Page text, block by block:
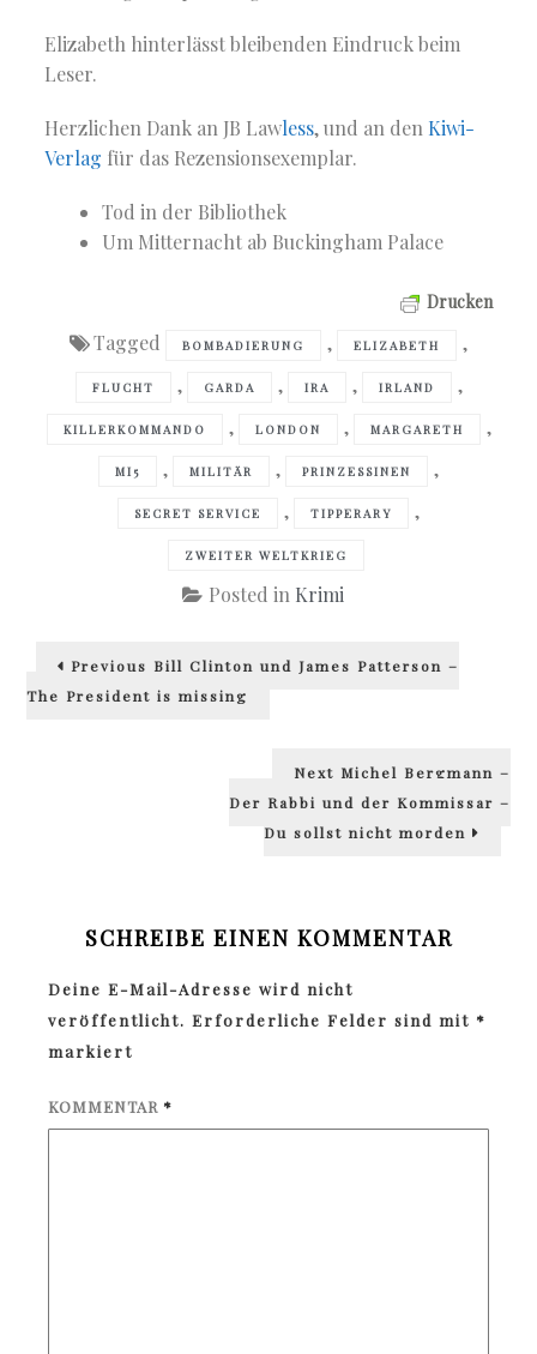
Elizabeth hinterlässt bleibenden Eindruck beim
Leser.
Herzlichen Dank an JB Lawless, und an den Kiwi-
Verlag für das Rezensionsexemplar.
Tod in der Bibliothek
Um Mitternacht ab Buckingham Palace
Drucken
Tagged BOMBADIERUNG , ELIZABETH ,
FLUCHT , GARDA , IRA , IRLAND ,
KILLERKOMMANDO , LONDON , MARGARETH ,
MI5 , MILITÄR , PRINZESSINEN ,
SECRET SERVICE , TIPPERARY ,
ZWEITER WELTKRIEG
Posted in Krimi
Beitragsnavigation
Previous Previous
Bill Clinton und James Patterson –
The President is missing
Next Next
Michel Bergmann –
Der Rabbi und der Kommissar –
Du sollst nicht morden
SCHREIBE EINEN KOMMENTAR
Deine E-Mail-Adresse wird nicht
veröffentlicht. Erforderliche Felder sind mit *
markiert
KOMMENTAR *